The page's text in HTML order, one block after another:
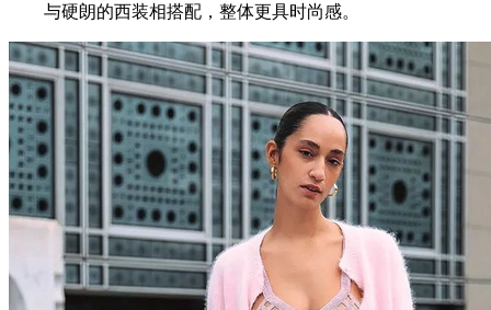
与硬朗的西装相搭配，整体更具时尚感。